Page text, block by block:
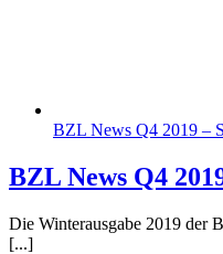
BZL News Q4 2019 –
BZL News Q4
Die Winterausgabe 2019 der
[...]